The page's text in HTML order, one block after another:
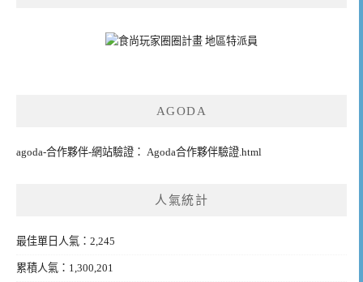
AGODA
agoda-合作夥伴-網站驗證： Agoda合作夥伴驗證.html
人氣統計
最佳單日人氣：2,245
累積人氣：1,300,201